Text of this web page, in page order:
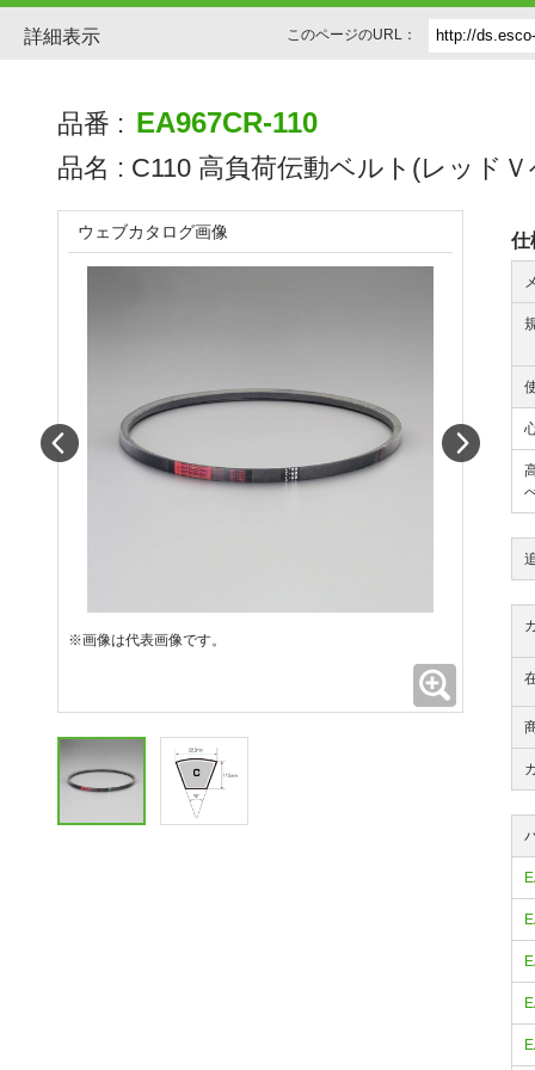
詳細表示 このページのURL：
品番 : EA967CR-110
品名 : C110 高負荷伝動ベルト(レッド
仕
ウェブカタログ画像
※画像は代表画像です。